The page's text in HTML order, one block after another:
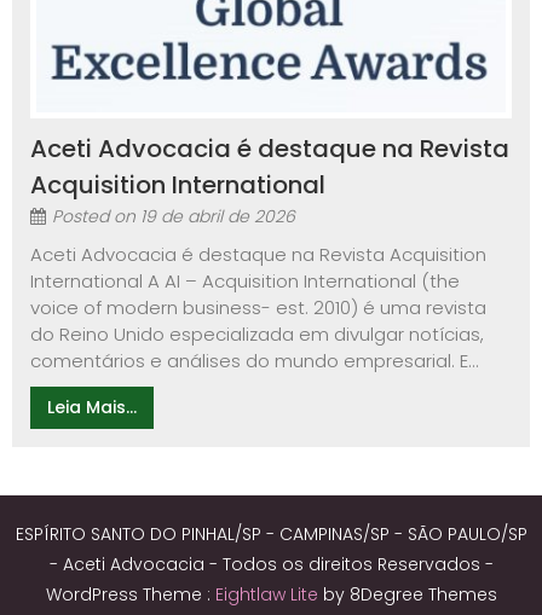
Aceti Advocacia é destaque na Revista
Acquisition International
Posted on 19 de abril de 2026
Aceti Advocacia é destaque na Revista Acquisition
International A AI – Acquisition International (the
voice of modern business- est. 2010) é uma revista
do Reino Unido especializada em divulgar notícias,
comentários e análises do mundo empresarial. E...
Leia Mais...
ESPÍRITO SANTO DO PINHAL/SP - CAMPINAS/SP - SÃO PAULO/SP
- Aceti Advocacia - Todos os direitos Reservados -
WordPress Theme : Eightlaw Lite by 8Degree Themes